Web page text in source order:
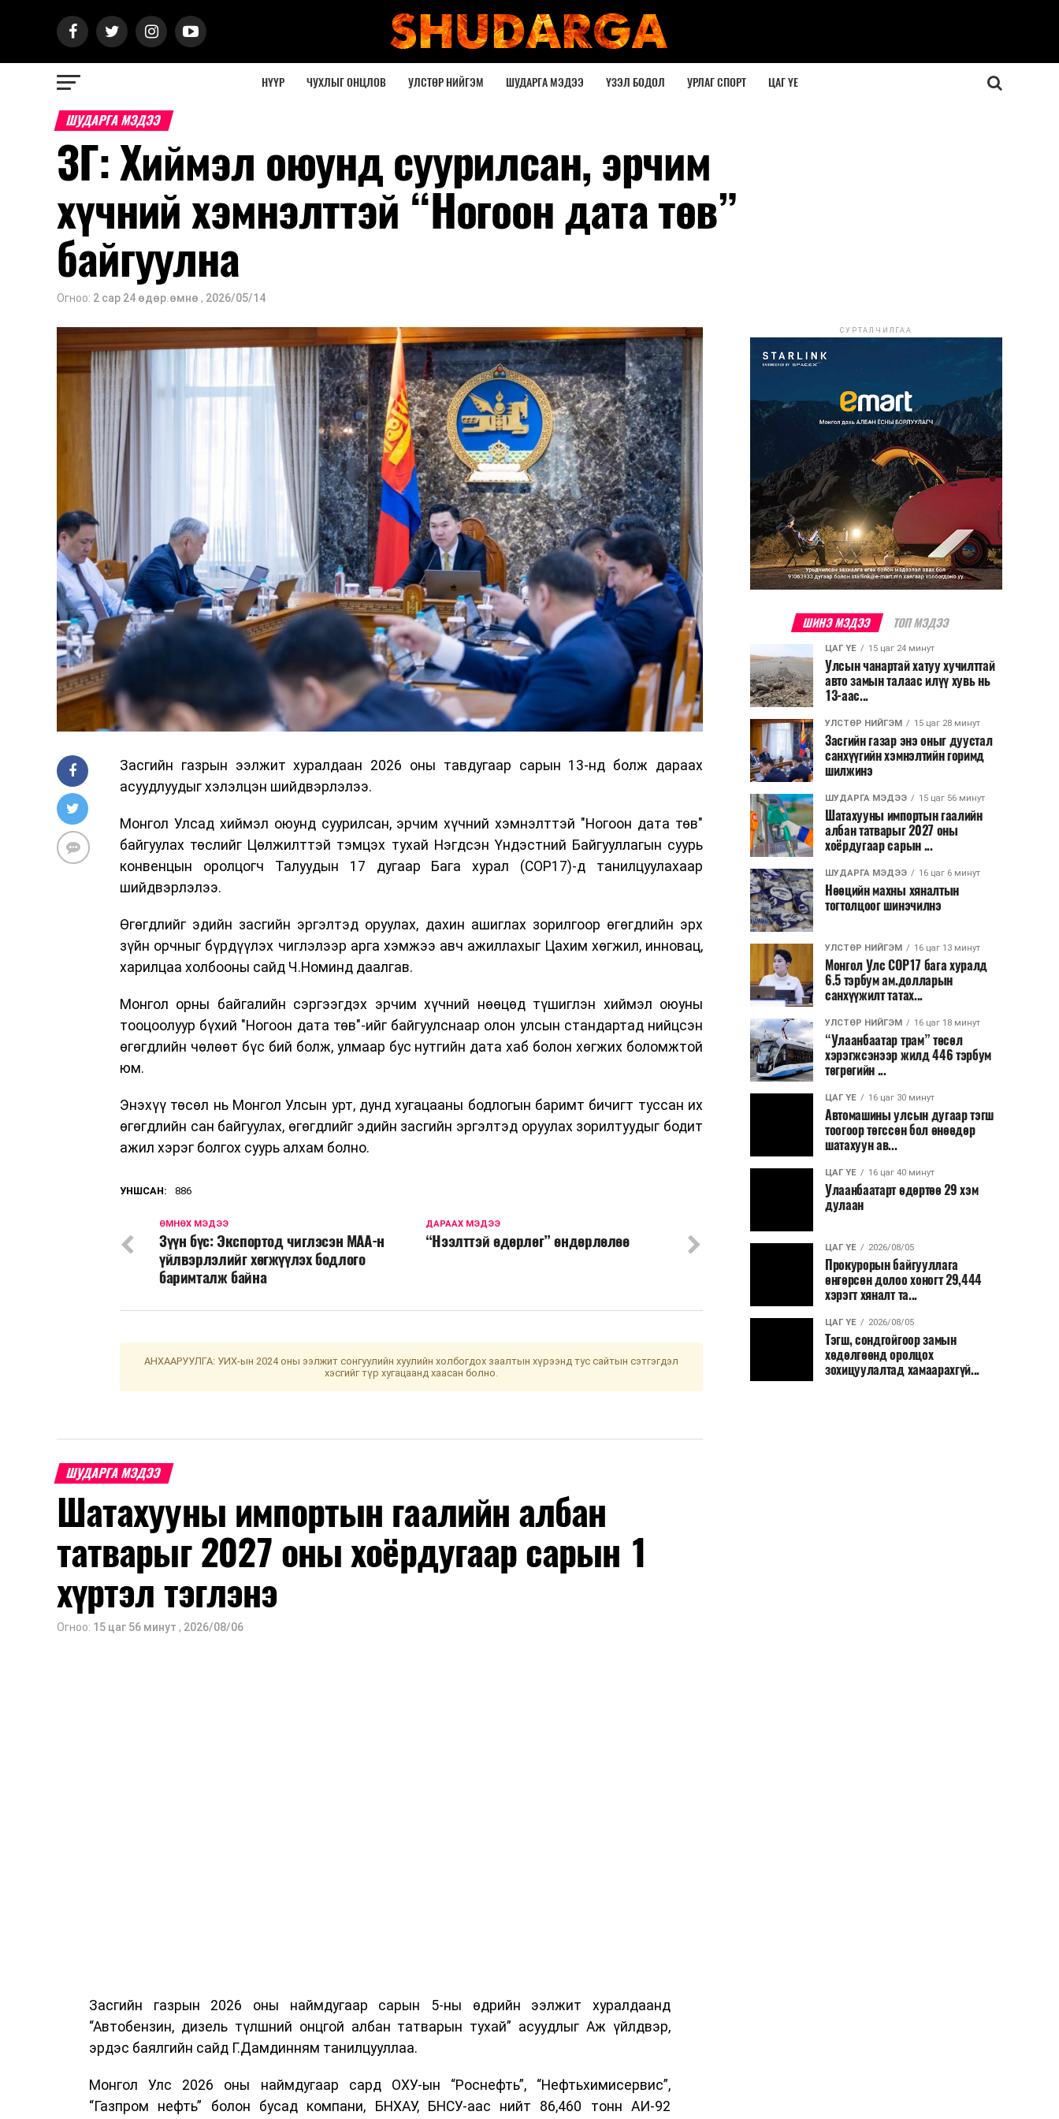
НҮҮР ЧУХЛЫГ ОНЦЛОВ УЛСТӨР НИЙГЭМ ШУДАРГА МЭДЭЭ ҮЗЭЛ БОДОЛ УРЛАГ СПОРТ ЦАГ ҮЕ
ШУДАРГА МЭДЭЭ
ЗГ: Хиймэл оюунд суурилсан, эрчим
хүчний хэмнэлттэй “Ногоон дата төв”
байгуулна
Огноо: 2 сар 24 өдөр.өмнө , 2026/05/14
Засгийн газрын ээлжит хуралдаан 2026 оны тавдугаар сарын 13-нд болж дараах
асуудлуудыг хэлэлцэн шийдвэрлэлээ.
Монгол Улсад хиймэл оюунд суурилсан, эрчим хүчний хэмнэлттэй "Ногоон дата төв"
байгуулах төслийг Цөлжилттэй тэмцэх тухай Нэгдсэн Үндэстний Байгууллагын суурь
конвенцын оролцогч Талуудын 17 дугаар Бага хурал (СОР17)-д танилцуулахаар
шийдвэрлэлээ.
Өгөгдлийг эдийн засгийн эргэлтэд оруулах, дахин ашиглах зорилгоор өгөгдлийн эрх
зүйн орчныг бүрдүүлэх чиглэлээр арга хэмжээ авч ажиллахыг Цахим хөгжил, инновац,
харилцаа холбооны сайд Ч.Номинд даалгав.
Монгол орны байгалийн сэргээгдэх эрчим хүчний нөөцөд түшиглэн хиймэл оюуны
тооцоолуур бүхий "Ногоон дата төв"-ийг байгуулснаар олон улсын стандартад нийцсэн
өгөгдлийн чөлөөт бүс бий болж, улмаар бус нутгийн дата хаб болон хөгжих боломжтой
юм.
Энэхүү төсөл нь Монгол Улсын урт, дунд хугацааны бодлогын баримт бичигт туссан их
өгөгдлийн сан байгуулах, өгөгдлийг эдийн засгийн эргэлтэд оруулах зорилтуудыг бодит
ажил хэрэг болгох суурь алхам болно.
УНШСАН: 886
ДАРААХ МЭДЭЭ
“Нээлттэй өдөрлөг” өндөрлөлөө
ӨМНӨХ МЭДЭЭ
Зүүн бүс: Экспортод чиглэсэн МАА-н
үйлвэрлэлийг хөгжүүлэх бодлого
баримталж байна
АНХААРУУЛГА: УИХ-ын 2024 оны ээлжит сонгуулийн хуулийн холбогдох заалтын хүрээнд тус сайтын сэтгэгдэл
хэсгийг түр хугацаанд хаасан болно.
ШУДАРГА МЭДЭЭ
Шатахууны импортын гаалийн албан
татварыг 2027 оны хоёрдугаар сарын 1
хүртэл тэглэнэ
Огноо: 15 цаг 56 минут , 2026/08/06
Засгийн газрын 2026 оны наймдугаар сарын 5-ны өдрийн ээлжит хуралдаанд
“Автобензин, дизель түлшний онцгой албан татварын тухай” асуудлыг Аж үйлдвэр,
эрдэс баялгийн сайд Г.Дамдинням танилцууллаа.
Монгол Улс 2026 оны наймдугаар сард ОХУ-ын “Роснефть”, “Нефтьхимисервис”,
“Газпром нефть” болон бусад компани, БНХАУ, БНСУ-аас нийт 86,460 тонн АИ-92
СУРТАЛЧИЛГАА
ШИНЭ МЭДЭЭ ТОП МЭДЭЭ
ЦАГ ҮЕ 15 цаг 24 минут
Улсын чанартай хатуу хучилттай
авто замын талаас илүү хувь нь
13-аас...
УЛСТӨР НИЙГЭМ 15 цаг 28 минут
Засгийн газар энэ оныг дуустал
санхүүгийн хэмнэлтийн горимд
шилжинэ
ШУДАРГА МЭДЭЭ 15 цаг 56 минут
Шатахууны импортын гаалийн
албан татварыг 2027 оны
хоёрдугаар сарын ...
ШУДАРГА МЭДЭЭ 16 цаг 6 минут
Нөөцийн махны хяналтын
тогтолцоог шинэчилнэ
УЛСТӨР НИЙГЭМ 16 цаг 13 минут
Монгол Улс COP17 бага хуралд
6.5 тэрбум ам.долларын
санхүүжилт татах...
УЛСТӨР НИЙГЭМ 16 цаг 18 минут
“Улаанбаатар трам” төсөл
хэрэгжсэнээр жилд 446 тэрбум
төгрөгийн ...
ЦАГ ҮЕ 16 цаг 30 минут
Автомашины улсын дугаар тэгш
тоогоор төгссөн бол өнөөдөр
шатахуун ав...
ЦАГ ҮЕ 16 цаг 40 минут
Улаанбаатарт өдөртөө 29 хэм
дулаан
ЦАГ ҮЕ 2026/08/05
Прокурорын байгууллага
өнгөрсөн долоо хоногт 29,444
хэрэгт хяналт та...
ЦАГ ҮЕ 2026/08/05
Тэгш, сондгойгоор замын
хөдөлгөөнд оролцох
зохицуулалтад хамаарахгүй...